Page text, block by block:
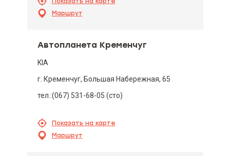
Маршрут
Автопланета Кременчуг
KIA
г. Кременчуг, Большая Набережная, 65
тел.:(067) 531-68-05 (сто)
Показать на карте
Маршрут